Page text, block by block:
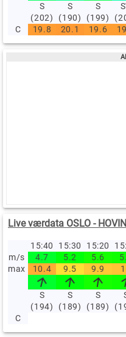
S
(202)
S
(190)
S
(199)
C
19.8 20.1 19.6
Live værdata OSLO -
15:40 15:30 15:20
m/s
4.7 5.2 5.6
max
10.4 9.5 9.9
S
(194)
S
(189)
S
(189)
C